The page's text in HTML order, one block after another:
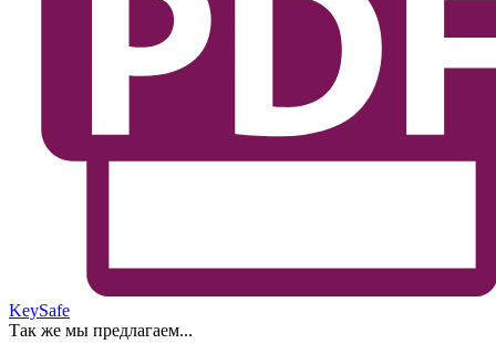
KeySafe
Так же мы предлагаем...